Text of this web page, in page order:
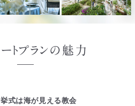
挙式は海が見える教会